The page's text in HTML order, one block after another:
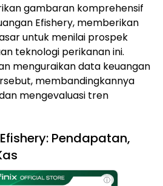
gambaran komprehensif
Efishery, memberikan
untuk menilai prospek
teknologi perikanan ini.
menguraikan data keuangan
membandingkannya
mengevaluasi tren
Pendapatan,
ⓘ